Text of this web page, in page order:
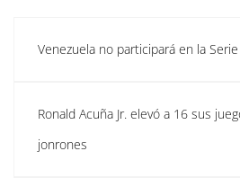
Venezuela no participará en la
Ronald Acuña Jr. elevó a 16 sus
jonrones